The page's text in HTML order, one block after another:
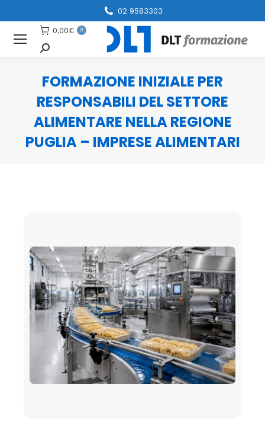
02 9583303
0,00€ 0
Cerca
FORMAZIONE INIZIALE PER
RESPONSABILI DEL SETTORE
ALIMENTARE NELLA REGIONE
PUGLIA – IMPRESE ALIMENTARI